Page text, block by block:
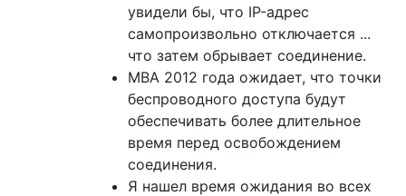
увидели бы, что IP-адрес
самопроизвольно отключается ...
что затем обрывает соединение.
MBA 2012 года ожидает, что точки
беспроводного доступа будут
обеспечивать более длительное
время перед освобождением
соединения.
Я нашел время ожидания во всех